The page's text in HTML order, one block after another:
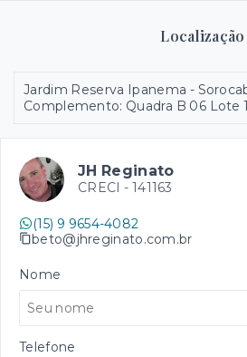
Localização
Jardim Reserva Ipanema -
Complemento: Quadra B 06 Lote
JH Reginato
CRECI - 141163
(15) 9 9654-4082
beto@jhreginato.com.br
Nome
Telefone